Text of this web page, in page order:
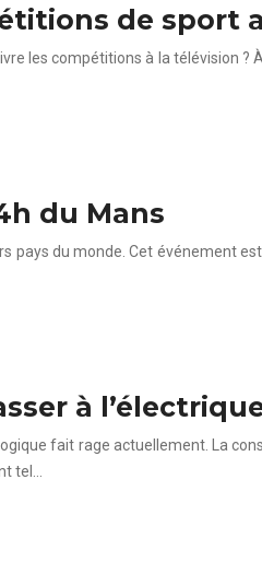
de sport
les compétitions à la télévision
du Mans
pays du monde. Cet
à
fait rage actuellement. La
tel…